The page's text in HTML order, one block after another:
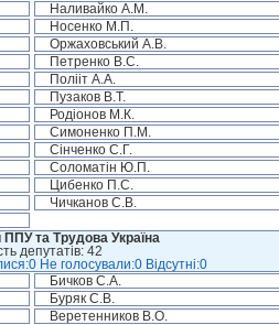
Наливайко А.М.
Носенко М.П.
Оржаховський А.В.
Петренко В.С.
Полііт А.А.
Пузаков В.Т.
Родіонов М.К.
Симоненко П.М.
Сінченко С.Г.
Соломатін Ю.П.
Цибенко П.С.
Чичканов С.В.
ППУ та Трудова Україна
депутатів: 42
Не голосували:0 Відсутні:0
Бичков С.А.
Буряк С.В.
Веретенников В.О.